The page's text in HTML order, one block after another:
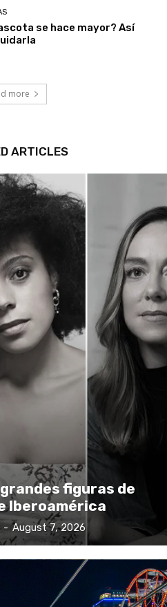
se hace mayor? Así
more
ARTICLES
figuras de
Iberoamérica
August 7, 2026